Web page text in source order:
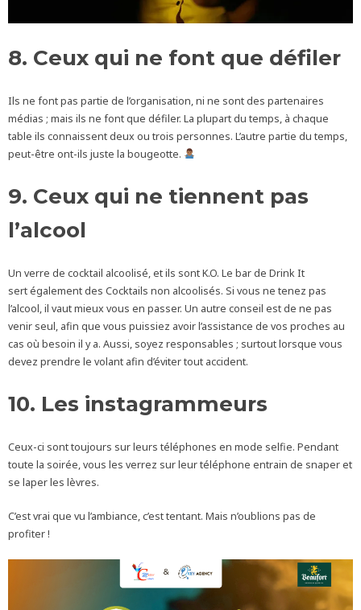
8. Ceux qui ne font que défiler
Ils ne font pas partie de l’organisation, ni ne sont des partenaires
médias ; mais ils ne font que défiler. La plupart du temps, à chaque
table ils connaissent deux ou trois personnes. L’autre partie du temps,
peut-être ont-ils juste la bougeotte.
9. Ceux qui ne tiennent pas
l’alcool
Un verre de cocktail alcoolisé, et ils sont K.O. Le bar de Drink It
sert également des Cocktails non alcoolisés. Si vous ne tenez pas
l’alcool, il vaut mieux vous en passer. Un autre conseil est de ne pas
venir seul, afin que vous puissiez avoir l’assistance de vos proches au
cas où besoin il y a. Aussi, soyez responsables ; surtout lorsque vous
devez prendre le volant afin d’éviter tout accident.
10. Les instagrammeurs
Ceux-ci sont toujours sur leurs téléphones en mode selfie. Pendant
toute la soirée, vous les verrez sur leur téléphone entrain de snaper et
se laper les lèvres.
C’est vrai que vu l’ambiance, c’est tentant. Mais n’oublions pas de
profiter !